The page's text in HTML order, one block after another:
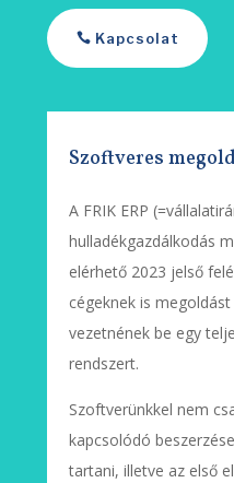
Kapcsolat
Szoftveres
A FRIK ERP
hulladékgazdálkodás
elérhető 2023 jelső
cégeknek is
vezetnének be egy
rendszert.
Szoftverünkkel nem
kapcsolódó
tartani, illetve az első